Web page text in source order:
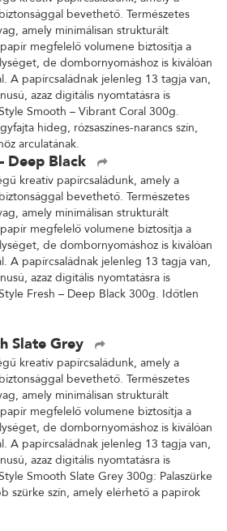
bevethető. Természetes
amely minimálisan strukturált
megfelelő volumene biztosítja a
de dombornyomáshoz is kiválóan
A papírcsaládnak jelenleg 13 tagja van,
azaz digitális nyomtatásra is
Smooth – Vibrant Coral 300g.
hideg, rózsaszínes-narancs szín,
arculatának.
Deep Black
kreatív papírcsaládunk, amely a
bevethető. Természetes
amely minimálisan strukturált
megfelelő volumene biztosítja a
de dombornyomáshoz is kiválóan
A papírcsaládnak jelenleg 13 tagja van,
azaz digitális nyomtatásra is
Fresh – Deep Black 300g. Időtlen
Slate Grey
kreatív papírcsaládunk, amely a
bevethető. Természetes
amely minimálisan strukturált
megfelelő volumene biztosítja a
de dombornyomáshoz is kiválóan
A papírcsaládnak jelenleg 13 tagja van,
azaz digitális nyomtatásra is
Smooth Slate Grey 300g: Palaszürke
szürke szín, amely elérhető a papírok